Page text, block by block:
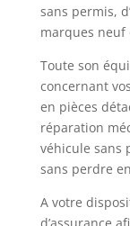
sans permis,
marques neuf
Toute son
concernant
en pièces
réparation
véhicule sans
sans perdre
A votre